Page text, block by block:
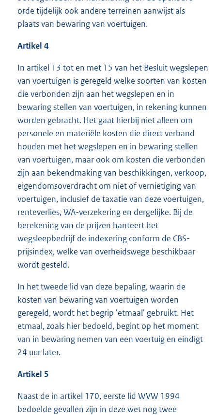
orde tijdelijk ook andere terreinen aanwijst als
plaats van bewaring van voertuigen.
Artikel 4
In artikel 13 tot en met 15 van het Besluit wegslepen
van voertuigen is geregeld welke soorten van kosten
die verbonden zijn aan het wegslepen en in
bewaring stellen van voertuigen, in rekening kunnen
worden gebracht. Het gaat hierbij niet alleen om
personele en materiële kosten die direct verband
houden met het wegslepen en in bewaring stellen
van voertuigen, maar ook om kosten die verbonden
zijn aan bekendmaking van beschikkingen, verkoop,
eigendomsoverdracht om niet of vernietiging van
voertuigen, inclusief de taxatie van deze voertuigen,
renteverlies, WA-verzekering en dergelijke. Bij de
berekening van de prijzen hanteert het
wegsleepbedrijf de indexering conform de CBS-
prijsindex, welke van overheidswege beschikbaar
wordt gesteld.
In het tweede lid van deze bepaling, waarin de
kosten van bewaring van voertuigen worden
geregeld, wordt het begrip 'etmaal' gebruikt. Het
etmaal, zoals hier bedoeld, begint op het moment
van in bewaring nemen van een voertuig en eindigt
24 uur later.
Artikel 5
Naast de in artikel 170, eerste lid WVW 1994
bedoelde gevallen zijn in deze wet nog twee